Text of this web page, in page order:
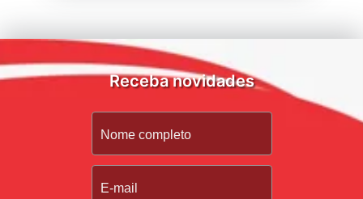
Receba novidades